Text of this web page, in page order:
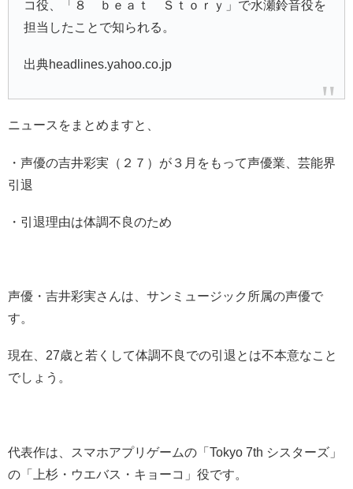
コ役、「８ ｂｅａｔ Ｓｔｏｒｙ」で水瀬鈴音役を
担当したことで知られる。
出典headlines.yahoo.co.jp
ニュースをまとめますと、
・声優の吉井彩実 （２７）が３月をもって声優業、芸能界
引退
・引退理由は体調不良のため
声優・吉井彩実さんは、サンミュージック所属の声優で
す。
現在、27歳と若くして体調不良での引退とは不本意なこと
でしょう。
代表作は、スマホアプリゲームの「Tokyo 7th シスターズ」
の「上杉・ウエバス・キョーコ」役です。